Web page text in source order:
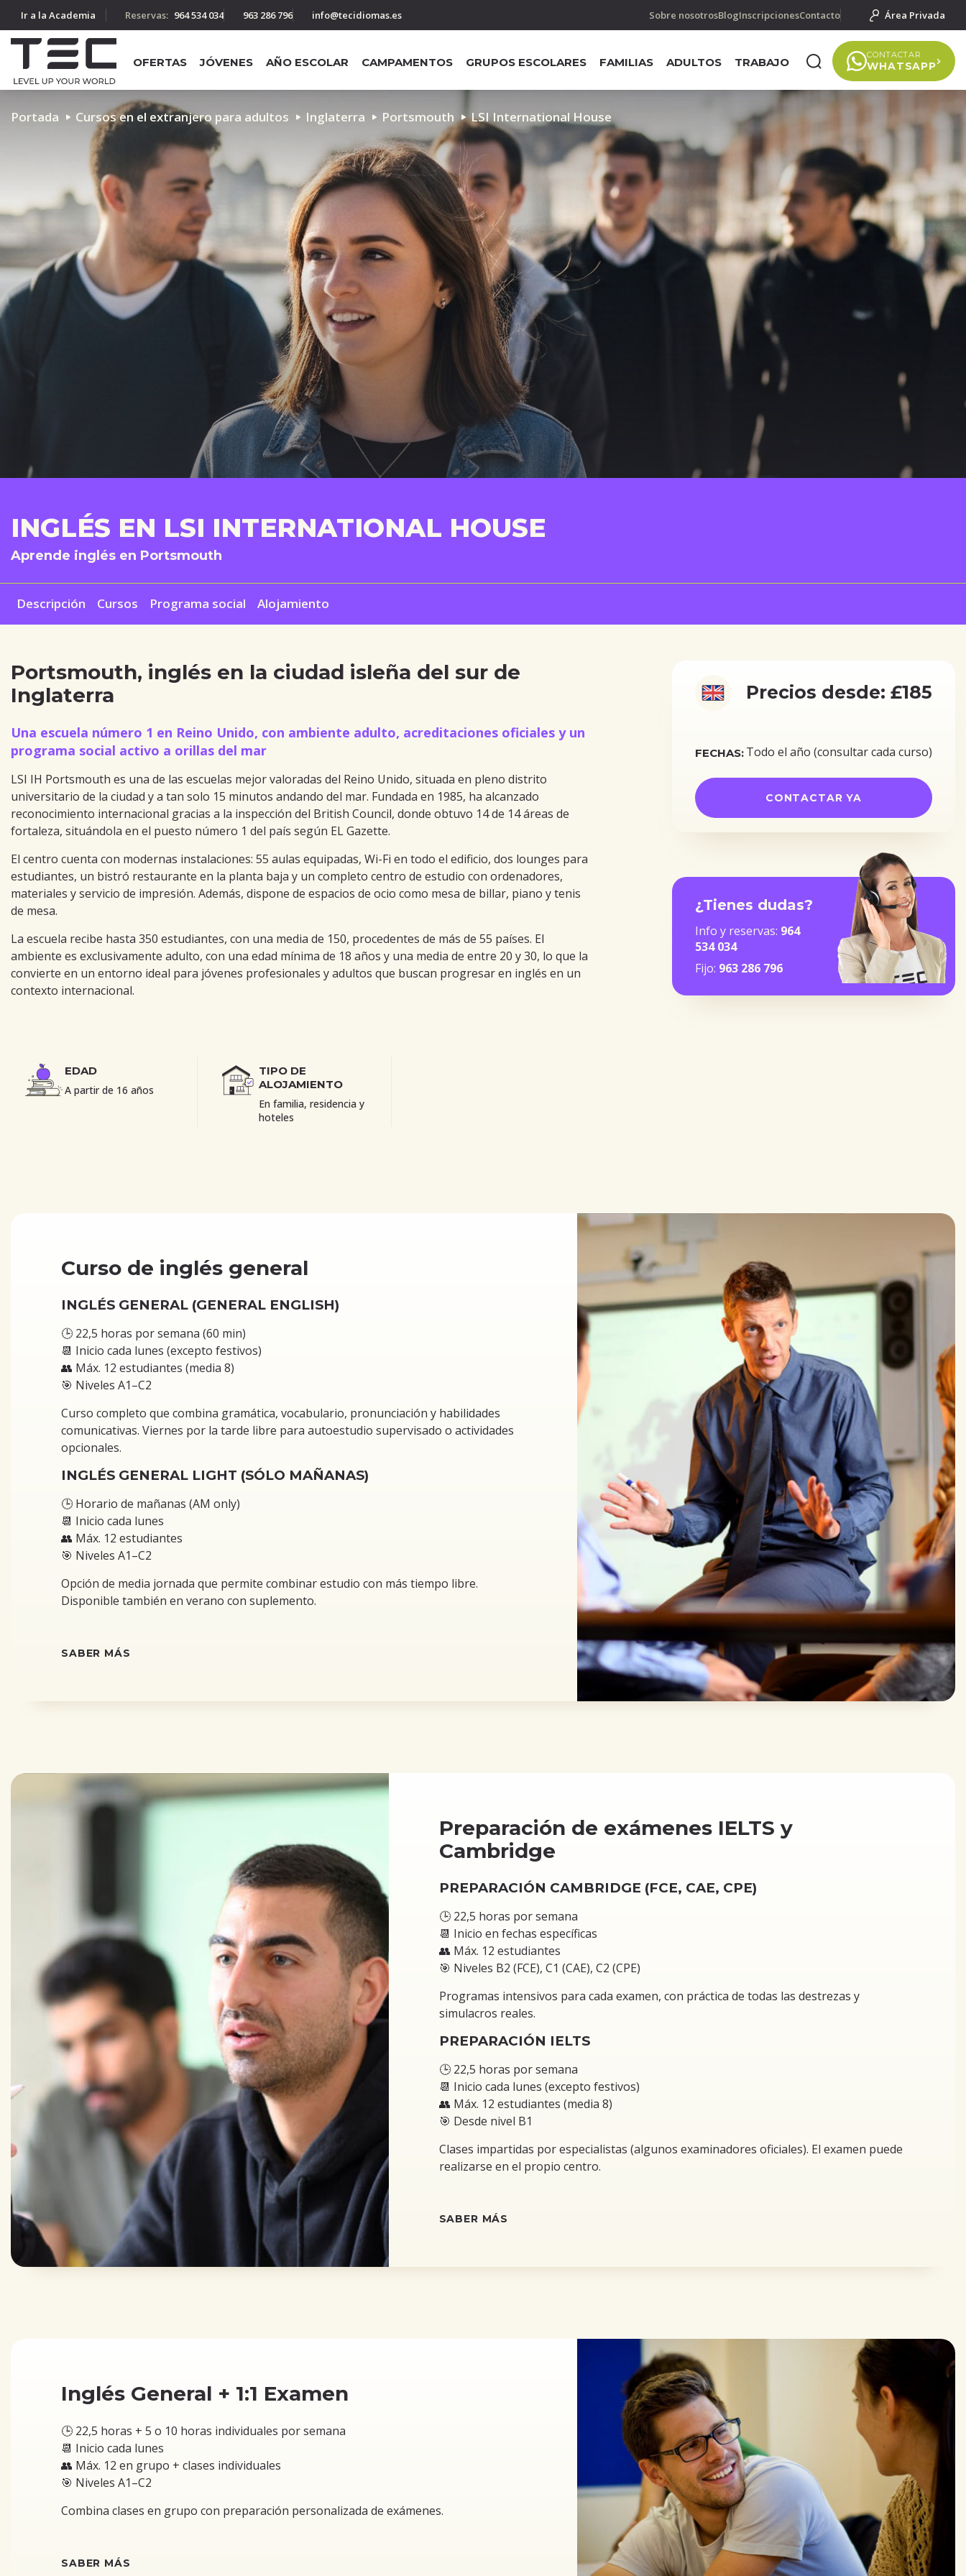
Ir a la Academia Reservas: 964 534 034 963 286 796 info@tecidiomas.es Sobre nosotrosBlogInscripcionesContacto Área Privada
OFERTAS JÓVENES AÑO ESCOLAR CAMPAMENTOS GRUPOS ESCOLARES FAMILIAS ADULTOS TRABAJO
CONTACTAR
WHATSAPP
Portada Cursos en el extranjero para adultos Inglaterra Portsmouth LSI International House
INGLÉS EN LSI INTERNATIONAL HOUSE
Aprende inglés en Portsmouth
Descripción Cursos Programa social Alojamiento
Portsmouth, inglés en la ciudad isleña del sur de
Inglaterra
Una escuela número 1 en Reino Unido, con ambiente adulto, acreditaciones oficiales y un
programa social activo a orillas del mar
LSI IH Portsmouth es una de las escuelas mejor valoradas del Reino Unido, situada en pleno distrito
universitario de la ciudad y a tan solo 15 minutos andando del mar. Fundada en 1985, ha alcanzado
reconocimiento internacional gracias a la inspección del British Council, donde obtuvo 14 de 14 áreas de
fortaleza, situándola en el puesto número 1 del país según EL Gazette.
El centro cuenta con modernas instalaciones: 55 aulas equipadas, Wi-Fi en todo el edificio, dos lounges para
estudiantes, un bistró restaurante en la planta baja y un completo centro de estudio con ordenadores,
materiales y servicio de impresión. Además, dispone de espacios de ocio como mesa de billar, piano y tenis
de mesa.
La escuela recibe hasta 350 estudiantes, con una media de 150, procedentes de más de 55 países. El
ambiente es exclusivamente adulto, con una edad mínima de 18 años y una media de entre 20 y 30, lo que la
convierte en un entorno ideal para jóvenes profesionales y adultos que buscan progresar en inglés en un
contexto internacional.
EDAD
A partir de 16 años
TIPO DE
ALOJAMIENTO
En familia, residencia y
hoteles
Precios desde: £185
FECHAS: Todo el año (consultar cada curso)
CONTACTAR YA
¿Tienes dudas?
Info y reservas: 964
534 034
Fijo: 963 286 796
Curso de inglés general
INGLÉS GENERAL (GENERAL ENGLISH)
🕒 22,5 horas por semana (60 min)
📆 Inicio cada lunes (excepto festivos)
👥 Máx. 12 estudiantes (media 8)
🎯 Niveles A1–C2
Curso completo que combina gramática, vocabulario, pronunciación y habilidades
comunicativas. Viernes por la tarde libre para autoestudio supervisado o actividades
opcionales.
INGLÉS GENERAL LIGHT (SÓLO MAÑANAS)
🕒 Horario de mañanas (AM only)
📆 Inicio cada lunes
👥 Máx. 12 estudiantes
🎯 Niveles A1–C2
Opción de media jornada que permite combinar estudio con más tiempo libre.
Disponible también en verano con suplemento.
SABER MÁS
Preparación de exámenes IELTS y
Cambridge
PREPARACIÓN CAMBRIDGE (FCE, CAE, CPE)
🕒 22,5 horas por semana
📆 Inicio en fechas específicas
👥 Máx. 12 estudiantes
🎯 Niveles B2 (FCE), C1 (CAE), C2 (CPE)
Programas intensivos para cada examen, con práctica de todas las destrezas y
simulacros reales.
PREPARACIÓN IELTS
🕒 22,5 horas por semana
📆 Inicio cada lunes (excepto festivos)
👥 Máx. 12 estudiantes (media 8)
🎯 Desde nivel B1
Clases impartidas por especialistas (algunos examinadores oficiales). El examen puede
realizarse en el propio centro.
SABER MÁS
Inglés General + 1:1 Examen
🕒 22,5 horas + 5 o 10 horas individuales por semana
📆 Inicio cada lunes
👥 Máx. 12 en grupo + clases individuales
🎯 Niveles A1–C2
Combina clases en grupo con preparación personalizada de exámenes.
SABER MÁS